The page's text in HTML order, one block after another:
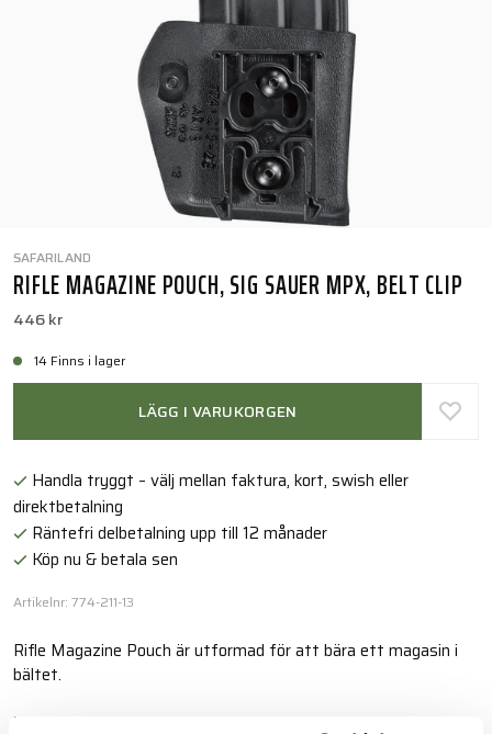
SAFARILAND
RIFLE MAGAZINE POUCH, SIG SAUER MPX, BELT CLIP
446 kr
14 Finns i lager
LÄGG I VARUKORGEN
Handla tryggt – välj mellan faktura, kort, swish eller
direktbetalning
Räntefri delbetalning upp till 12 månader
Köp nu & betala sen
Artikelnr: 774-211-13
Rifle Magazine Pouch är utformad för att bära ett magasin i
bältet.
Läs mer